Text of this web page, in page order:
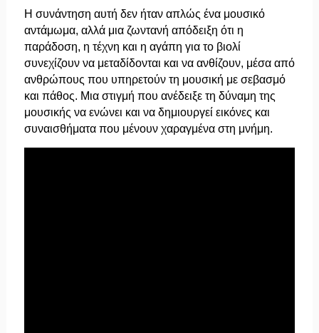
Η συνάντηση αυτή δεν ήταν απλώς ένα μουσικό
αντάμωμα, αλλά μια ζωντανή απόδειξη ότι η
παράδοση, η τέχνη και η αγάπη για το βιολί
συνεχίζουν να μεταδίδονται και να ανθίζουν, μέσα από
ανθρώπους που υπηρετούν τη μουσική με σεβασμό
και πάθος. Μια στιγμή που ανέδειξε τη δύναμη της
μουσικής να ενώνει και να δημιουργεί εικόνες και
συναισθήματα που μένουν χαραγμένα στη μνήμη.